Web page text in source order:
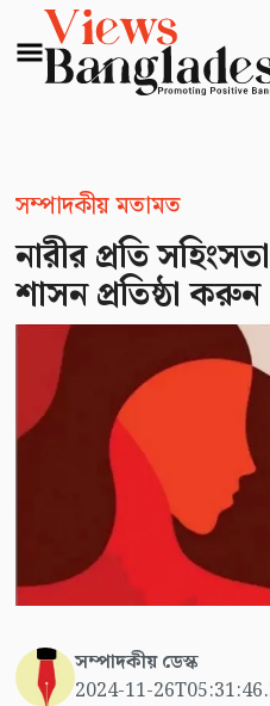
সম্পাদকীয় মতামত
নারীর প্রতি
শাসন প্রতিষ্ঠা করুন
সম্পাদকীয় ডেস্ক
2024-11-